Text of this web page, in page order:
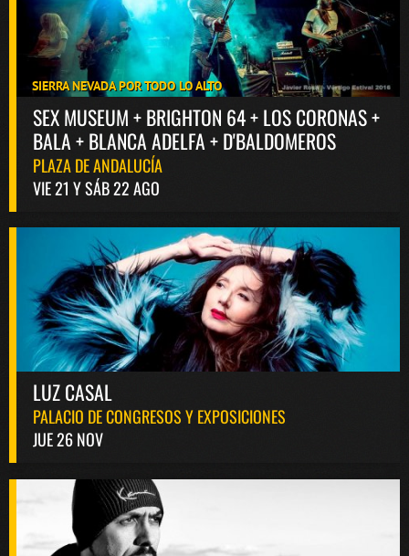
SIERRA NEVADA POR TODO LO ALTO
SEX MUSEUM + BRIGHTON 64 + LOS CORONAS +
BALA + BLANCA ADELFA + D'BALDOMEROS
PLAZA DE ANDALUCÍA
VIE 21 Y SÁB 22 AGO
LUZ CASAL
PALACIO DE CONGRESOS Y EXPOSICIONES
JUE 26 NOV